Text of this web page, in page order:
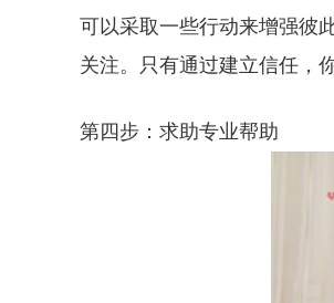
可以采取一些行动来增强彼
关注。只有通过建立信任，
第四步：求助专业帮助